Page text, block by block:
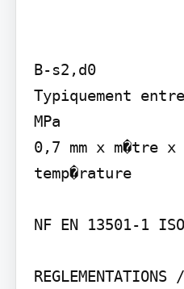
B-s2,d0
Typiquement
MPa
0,7 mm x m�tre
temp�rature
NF EN 13501-1